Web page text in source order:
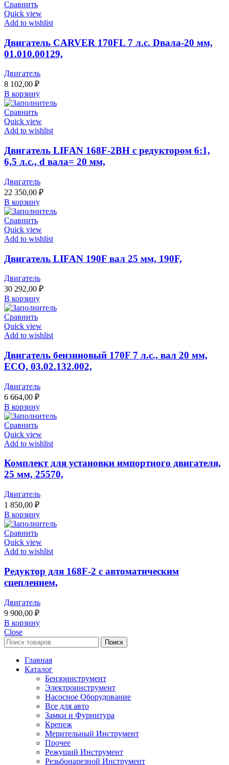
Сравнить
Quick view
Add to wishlist
Двигатель CARVER 170FL 7 л.с. Dвала-20 мм,
01.010.00129,
Двигатель
8 102,00 ₽
В корзину
Сравнить
Quick view
Add to wishlist
Двигатель LIFAN 168F-2ВН с редуктором 6:1,
6,5 л.с., d вала= 20 мм,
Двигатель
22 350,00 ₽
В корзину
Сравнить
Quick view
Add to wishlist
Двигатель LIFAN 190F вал 25 мм, 190F,
Двигатель
30 292,00 ₽
В корзину
Сравнить
Quick view
Add to wishlist
Двигатель бензиновый 170F 7 л.с., вал 20 мм,
ECO, 03.02.132.002,
Двигатель
6 664,00 ₽
В корзину
Сравнить
Quick view
Add to wishlist
Комплект для установки импортного двигателя,
25 мм, 25570,
Двигатель
1 850,00 ₽
В корзину
Сравнить
Quick view
Add to wishlist
Редуктор для 168F-2 с автоматическим
сцеплением,
Двигатель
9 900,00 ₽
В корзину
Close
Поиск
Главная
Каталог
Бензоинструмент
Электроинструмент
Насосное Оборудование
Все для авто
Замки и Фурнитура
Крепеж
Мерительный Инструмент
Прочее
Режущий Инструмент
Резьбонарезной Инструмент